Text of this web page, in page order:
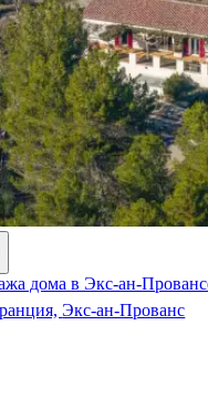
дома в Экс-ан-
Экс-ан-Прованс